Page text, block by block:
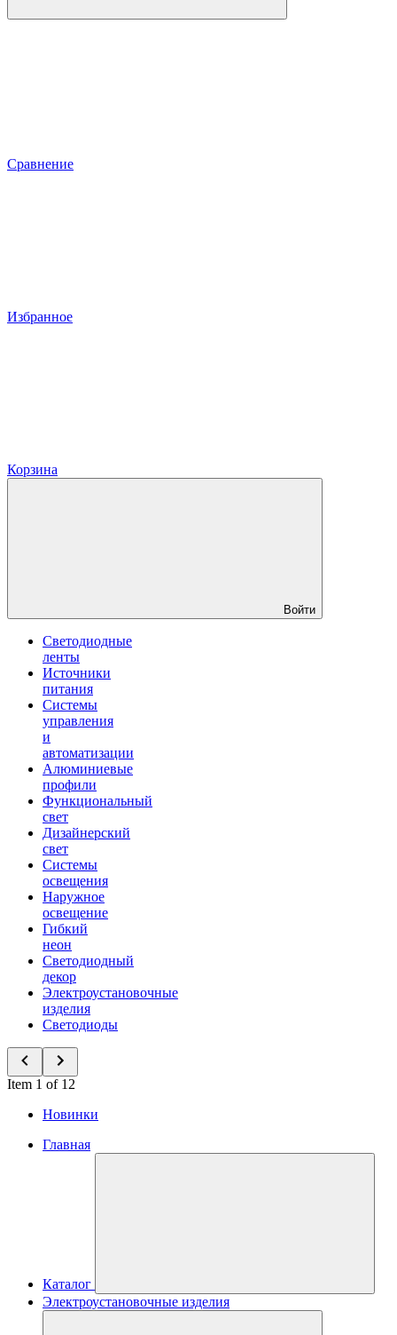
Сравнение
Избранное
Корзина
Войти
Светодиодные
ленты
Источники
питания
Системы
управления
и
автоматизации
Алюминиевые
профили
Функциональный
свет
Дизайнерский
свет
Системы
освещения
Наружное
освещение
Гибкий
неон
Светодиодный
декор
Электроустановочные
изделия
Светодиоды
Item 1 of 12
Новинки
Главная
Каталог
Электроустановочные изделия